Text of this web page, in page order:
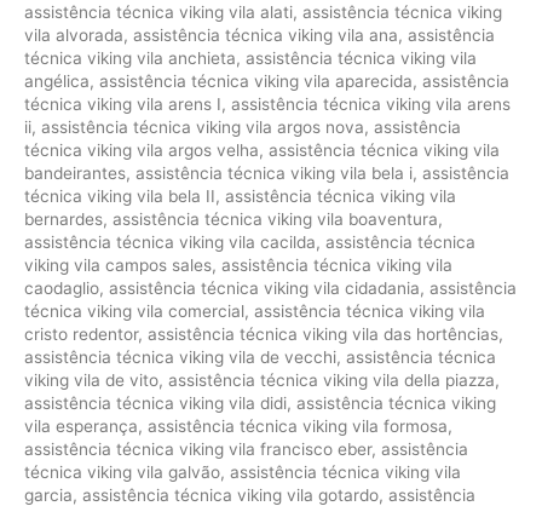
assistência técnica viking vila alati, assistência técnica viking
vila alvorada, assistência técnica viking vila ana, assistência
técnica viking vila anchieta, assistência técnica viking vila
angélica, assistência técnica viking vila aparecida, assistência
técnica viking vila arens I, assistência técnica viking vila arens
ii, assistência técnica viking vila argos nova, assistência
técnica viking vila argos velha, assistência técnica viking vila
bandeirantes, assistência técnica viking vila bela i, assistência
técnica viking vila bela II, assistência técnica viking vila
bernardes, assistência técnica viking vila boaventura,
assistência técnica viking vila cacilda, assistência técnica
viking vila campos sales, assistência técnica viking vila
caodaglio, assistência técnica viking vila cidadania, assistência
técnica viking vila comercial, assistência técnica viking vila
cristo redentor, assistência técnica viking vila das hortências,
assistência técnica viking vila de vecchi, assistência técnica
viking vila de vito, assistência técnica viking vila della piazza,
assistência técnica viking vila didi, assistência técnica viking
vila esperança, assistência técnica viking vila formosa,
assistência técnica viking vila francisco eber, assistência
técnica viking vila galvão, assistência técnica viking vila
garcia, assistência técnica viking vila gotardo, assistência